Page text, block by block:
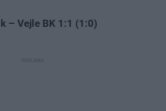
– Vejle BK 1:1 (1:0)